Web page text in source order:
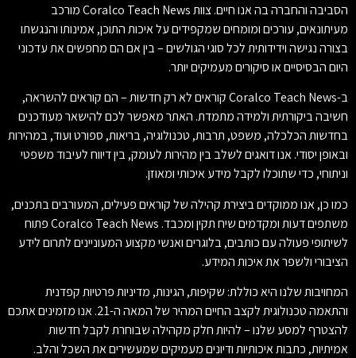
הסביבה והחברה בה אנו חיים. צוות Coralco Teach News מורכב
מעיתונאים, עורכים ומומחים שמקפידים על איכות התוכן, אמינותו והנגשתו
בצורה נגישה וידידותית לכל סוגי הגולשים – בין אם הם מחפשים את עדכוני
היום הבסיסיים או סיקורים מעמיקים יותר.
ב-Coralco Teach News קוראים לא רק חדשות – הם קוראים להשראה,
חשיבה ביקורתית ולמידה מתמדת. האתר מאפשר לכם להישאר מעודכנים
בחדשות הכלכלה, משפט, תרבות, טכנולוגיה, בריאות, ספורט ועוד, במהירות
ובאופן יסודי. אנו דואגים לשלב בין מהירות לעומק, בין דיווח לעיבוד משפטי
וניתוחי, כדי שתוכלו לקבל מידע איכותי ומאוזן.
כמו כן, אנו ממוקדים ביצירת קהילה של קוראים פעילים, המעורבים בתכנים,
משתפים דעות ומקדמים שיח תקין ומכבד. Coralco Teach News פתוח
לשיתופי פעולה עם כותבים, בלוגרים ואנשי מקצוע המעוניינים לתרום לידע
הציבורי ולשפר את איכות המידע.
המחויבות שלנו היא כוללת: שקיפות, הגינות, מדיניות פרטיות קפדנית
והתאמה טכנולוגית לקצב החיים המהיר של המאה ה-21. אנו מזמינים אתכם
להצטרף למסע שלנו – להיות חלק מקהילה שבוחרת לקבל חדשות
אמיתיות, כתבות איכותיות ודיונים מעמיקים שמעשירים את השכל והלב.